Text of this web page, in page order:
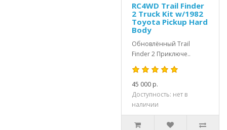
RC4WD Trail Finder
2 Truck Kit w/1982
Toyota Pickup Hard
Body
Обновлённый Trail
Finder 2 Приключе..
45 000 р.
Доступность: нет в
наличии